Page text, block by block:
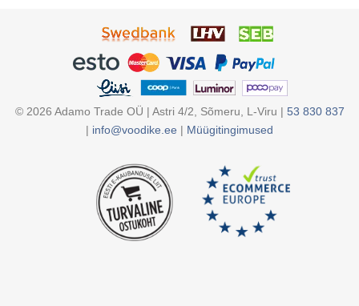
© 2026 Adamo Trade OÜ | Astri 4/2, Sõmeru, L-Viru | 53 830 837
| info@voodike.ee | Müügitingimused